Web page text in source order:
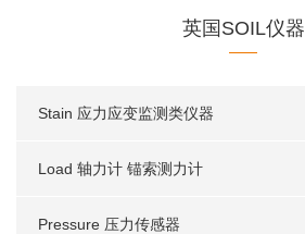
英国SOIL仪器
Stain 应力应变监测类仪器
Load 轴力计 锚索测力计
Pressure 压力传感器